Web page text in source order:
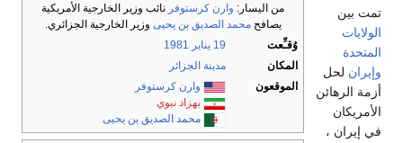
من اليسار: وارن كرستوفر نائب وزير الخارجية الأمريكية
يصافحمحمد الصديق بن يحيى وزير الخارجية الجزائري.
وُقـِّعت
19 يناير
1981
المكان
مدينة الجزائر
الموقعون
وارن كرستوفر
بهزاد نبوي
محمد الصديق بن يحيى
تمت بين
الولايات
المتحدة
وإيران لحل
أزمة الرهائن
الأمريكان
في إيران ،